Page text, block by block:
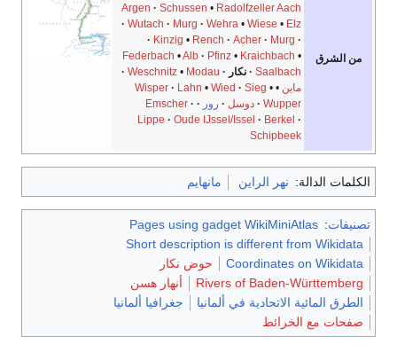
من الشرق
Argen
Schussen • Radolfzeller Aach
Wutach
Murg Wehra• Wiese • Elz
Kinzig • Rench Acher
Murg
Federbach •Alb Pfinz• Kraichbach •
Saalbach
نكار Weschnitz• Modau
ماين •
Wisper Lahn • Wied Sieg •
Wupper
دوسل رور
Emscher
Lippe
Oude IJssel/Issel
Berkel
Schipbeek
الكلمات الدالة: نهر الراين مانهايم
تصنيفات:
Pages using gadget WikiMiniAtlas
Short description is different from Wikidata
Coordinates on Wikidata
حوض نكار
Rivers of Baden-Württemberg
أنهار هسن
الطرق المائية الاتحادية في ألمانيا
جغرافيا ألمانيا
صفحات مع الخرائط